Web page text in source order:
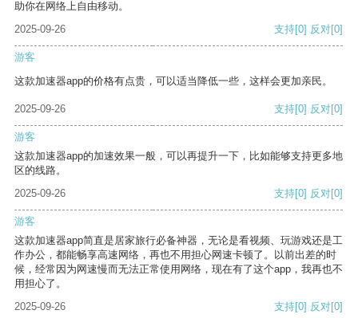
助你在网络上自由移动。
2025-09-26
支持[0] 反对[0]
游客
这款加速器app的价格有点贵，可以适当降低一些，这样会更加亲民。
2025-09-26 支持[0] 反对[0]
游客
这款加速器app的加速效果一般，可以再提升一下，比如能够支持更多地
区的线路。
2025-09-26
支持[0] 反对[0]
游客
这款加速器app简直是居家旅行必备神器，无论是看视频、玩游戏还是工
作办公，都能畅享高速网络，再也不用担心网速卡顿了。以前出差的时
候，经常因为网速慢而无法正常使用网络，现在有了这个app，我再也不
用担心了。
2025-09-26
支持[0] 反对[0]